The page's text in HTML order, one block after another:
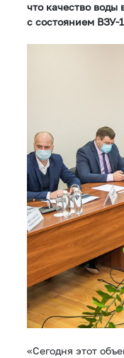
что качество
с состоянием ВЗУ-
«Сегодня этот